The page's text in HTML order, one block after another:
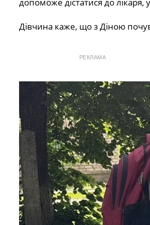
Дівчина каже, що з Діною
РЕКЛАМА